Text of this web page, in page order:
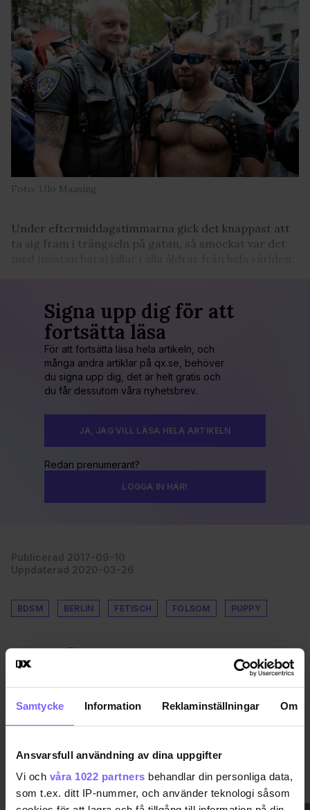
Samtycke Information Reklaminställningar Om
Ansvarsfull användning av dina uppgifter
Vi och våra 1022 partners behandlar din personliga data,
som t.ex. ditt IP-nummer, och använder teknologi såsom
Foto: Ulo Maasing
Under eftermiddagstimmarna gick det knappast att
ta sig fram i trängseln på gatan, så smockat var det
Signa upp dig för att
fortsätta läsa
För att fortsätta läsa hela artikeln, och
många andra artiklar på qx.se, behöver
du signa upp dig, det är helt gratis och
du får dessutom våra nyhetsbrev.
JA, JAG VILL LÄSA HELA ARTIKELN
Redan prenumerant?
LOGGA IN HÄR!
Publicerad 2017-09-10
Uppdaterad 2020-03-26
BDSM BERLIN FETISCH FOLSOM PUPPY
DELA DEN HÄR ARTIKELN
VIMMEL VISA MER VIMMEL